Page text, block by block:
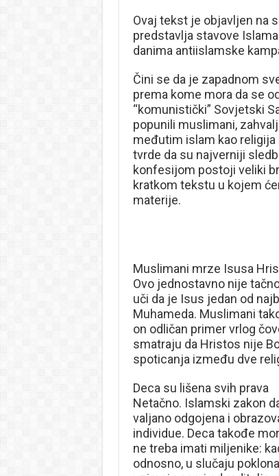
Ovaj tekst je objavljen na
predstavlja stavove
danima antiislamske
Čini se da je zapadnom
prema kome mora da se
“komunistički” Sovjetski
popunili muslimani,
međutim islam kao
tvrde da su najverniji
konfesijom postoji veliki
kratkom tekstu u kojem
materije.
Muslimani mrze Isusa
Ovo jednostavno nije
uči da je Isus jedan od
Muhameda. Muslimani
on odličan primer vrlog
smatraju da Hristos nije
spoticanja između dve
Deca su lišena svih prava
Netačno. Islamski zakon
valjano odgojena i
individue. Deca takođe
ne treba imati miljenike:
odnosno, u slučaju